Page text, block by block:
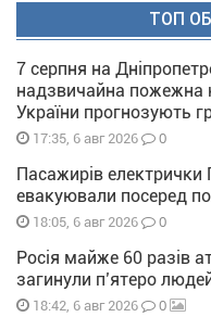
ТОП
7 серпня на
надзвичайна пожежна
України прогнозують
17:35, 6 авг 2026 0
Пасажирів електрички
евакуювали посеред
18:05, 6 авг 2026 0
Росія майже 60 разів
загинули п’ятеро
18:42, 6 авг 2026 0